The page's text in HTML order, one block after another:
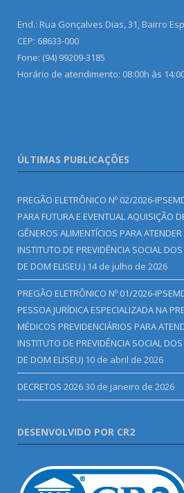
End.: Rua Gonçalves Dias, 31, Bairro
CEP: 68633-000
Fone: (94) 99209-3185
Horário de atendimento: 08:00h às
ÚLTIMAS PUBLICAÇÕES
PREGÃO ELETRÔNICO Nº 02/2026-
PARA FUTURA E EVENTUAL AQUISIÇÃO
GÊNEROS ALIMENTÍCIOS PARA
INSTITUTO DE PREVIDÊNCIA SOCIAL
DE DOM ELISEU.) 14 de julho de 2026
PREGÃO ELETRÔNICO Nº 01/2026-
PESSOA JURÍDICA ESPECIALIZADA NA
MÉDICOS PREVIDENCIÁRIOS PARA
INSTITUTO DE PREVIDÊNCIA SOCIAL
DE DOM ELISEU) 10 de abril de 2026
DECRETOS 202630 de janeiro de 2026
DESENVOLVIDO POR CR2